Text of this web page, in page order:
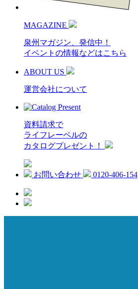
MAGAZINE
泉州マガジン、発信中！
イベントの情報などはこちら
ABOUT US
運営会社について
資料請求で
ライフレーベルの
カタログプレゼント！
お問い合わせ 0120-406-154